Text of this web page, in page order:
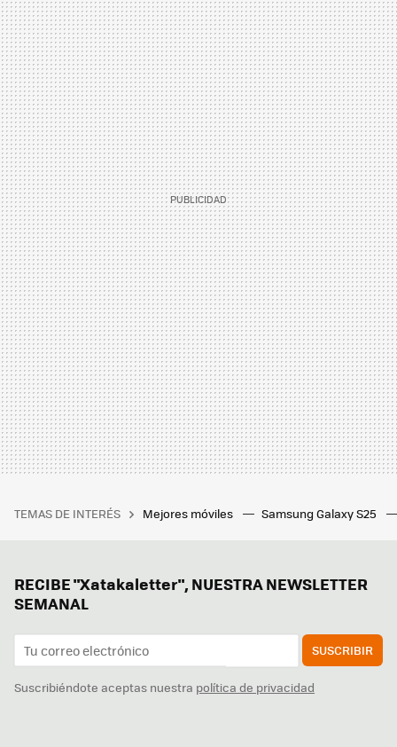
TEMAS DE INTERÉS Mejores móviles Samsung Galaxy S25
RECIBE "Xatakaletter", NUESTRA NEWSLETTER
SEMANAL
SUSCRIBIR
Suscribiéndote aceptas nuestra política de privacidad